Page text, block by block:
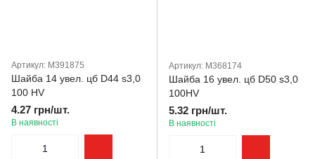
Артикул: M391875
Шайба 14 увел. цб D44 s3,0
100 HV
4.27 грн/шт.
В наявності
Артикул: M368174
Шайба 16 увел. цб D50 s3,0
100HV
5.32 грн/шт.
В наявності